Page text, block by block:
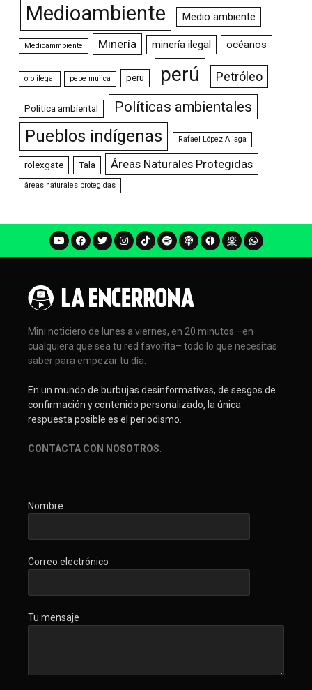
Medioambiente Medio ambiente
Medioammbiente Minería minería ilegal océanos
oro ilegal pepe mujica peru perú Petróleo
Política ambiental Políticas ambientales
Pueblos indígenas Rafael López Aliaga
rolexgate Tala Áreas Naturales Protegidas
áreas naturales protegidas
Mini noticiero de lunes a viernes, en 20 minutos –en
cualquiera que sea tu red favorita– todo lo que necesitas
saber para empezar tu día.
En un mundo de burbujas desinformativas, de sesgos de
confirmación y contenido personalizado, la única
respuesta posible es el periodismo.
CONTACTA CON NOSOTROS
Nombre
Correo electrónico
Tu mensaje